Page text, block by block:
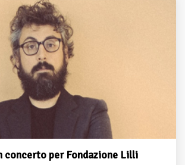
concerto per Fondazione Lilli